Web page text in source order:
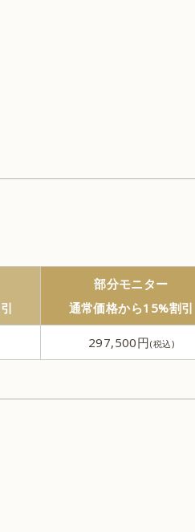
口の整形
リダクション（体のたるみ取り）
部分モニター
通常価格から15%割引
297,500円